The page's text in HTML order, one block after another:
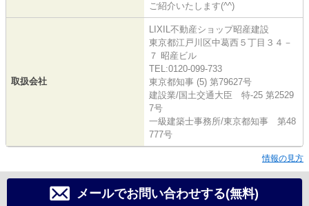
ご紹介いたします(^^)
取扱会社
LIXIL不動産ショップ昭産建設
東京都江戸川区中葛西５丁目３４－
７ 昭産ビル
TEL:0120-099-733
東京都知事 (5) 第79627号
建設業/国土交通大臣 特-25 第2529
7号
一級建築士事務所/東京都知事 第48
777号
情報の見方
メールでお問い合わせする(無料)